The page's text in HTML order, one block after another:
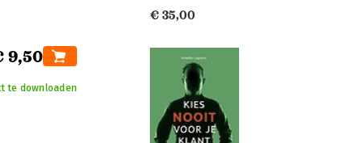
9,50
te downloaden
€ 35,00